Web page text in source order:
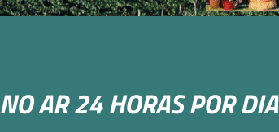
NO AR 24 HORAS POR DIA